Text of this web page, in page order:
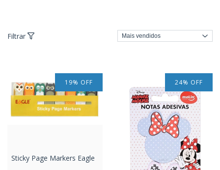
Filtrar
19% OFF
Sticky Page Markers Eagle
24% OFF